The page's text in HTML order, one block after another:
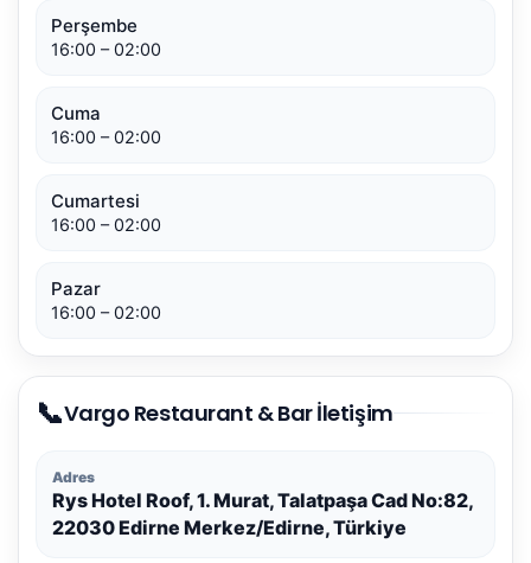
Perşembe
16:00 – 02:00
Cuma
16:00 – 02:00
Cumartesi
16:00 – 02:00
Pazar
16:00 – 02:00
📞Vargo Restaurant & Bar İletişim
Adres
Rys Hotel Roof, 1. Murat, Talatpaşa Cad No:82,
22030 Edirne Merkez/Edirne, Türkiye